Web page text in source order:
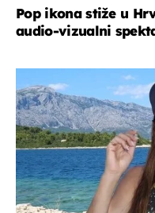
Pop ikona stiže u
audio-vizualni